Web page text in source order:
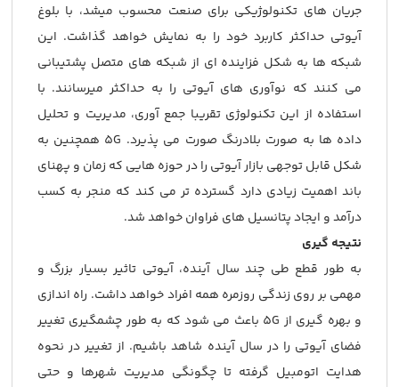
جریان های تکنولوژیکی برای صنعت محسوب میشد، با بلوغ
آیوتی حداکثر کاربرد خود را به نمایش خواهد گذاشت. این
شبکه ها به شکل فزاینده ای از شبکه های متصل پشتیبانی
می کنند که نوآوری های آیوتی را به حداکثر میرسانند. با
استفاده از این تکنولوژی تقریبا جمع آوری، مدیریت و تحلیل
داده ها به صورت بلادرنگ صورت می پذیرد. 5G همچنین به
شکل قابل توجهی بازار آیوتی را در حوزه هایی که زمان و پهنای
باند اهمیت زیادی دارد گسترده تر می کند که منجر به کسب
درآمد و ایجاد پتانسیل های فراوان خواهد شد.
نتیجه گیری
به طور قطع طی چند سال آینده، آیوتی تاثیر بسیار بزرگ و
مهمی بر روی زندگی روزمره همه افراد خواهد داشت. راه اندازی
و بهره گیری از 5G باعث می شود که به طور چشمگیری تغییر
فضای آیوتی را در سال آینده شاهد باشیم. از تغییر در نحوه
هدایت اتومبیل گرفته تا چگونگی مدیریت شهرها و حتی